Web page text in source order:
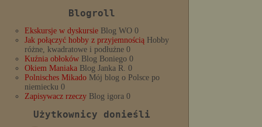
Blogroll
Ekskursje w dyskursie Blog WO 0
Jak połączyć hobby z przyjemnością Hobby
różne, kwadratowe i podłużne 0
Kuźnia obłoków Blog Boniego 0
Okiem Maniaka Blog Janka R. 0
Polnisches Mikado Mój blog o Polsce po
niemiecku 0
Zapisywacz rzeczy Blog igora 0
Użytkownicy donieśli